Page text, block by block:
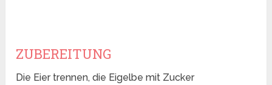
ZUBEREITUNG
Die Eier trennen, die Eigelbe mit Zucker